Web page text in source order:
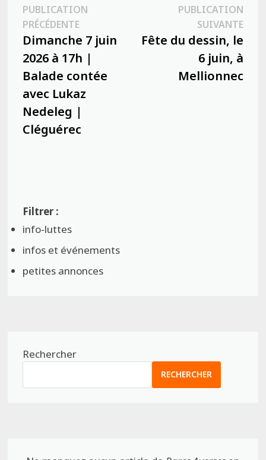
Navigation
de
l’article
PUBLICATION
PRÉCÉDENTEPublication
précédente :
Dimanche 7 juin
2026 à 17h |
Balade contée
avec Lukaz
Nedeleg |
Cléguérec
PUBLICATION
SUIVANTE
Fête du dessin, le
6 juin, à
Mellionnec
info-luttes
infos et événements
petites annonces
Rechercher
RECHERCHER